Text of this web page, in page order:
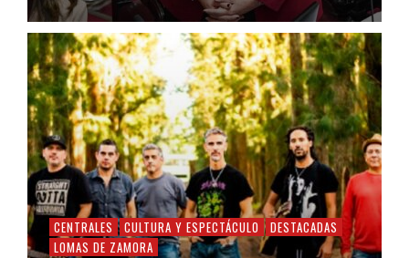
CENTRALES CULTURA Y ESPECTÁCULO
DESTACADAS
LOMAS DE ZAMORA